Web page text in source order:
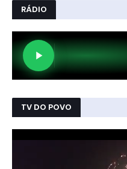
RÁDIO
TV DO POVO